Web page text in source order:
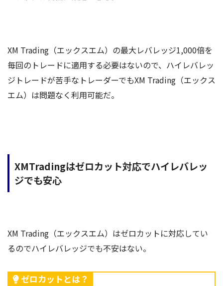
XM Trading（エックスエム）の最大レバレッジ1,000倍を
毎回のトレードに適用する必要はないので、ハイレバレッ
ジトレードが苦手なトレーダーでもXM Trading（エックス
エム）は問題なく利用可能だ。
XMTradingはゼロカット対応でハイレバレッ
ジでも安心
XM Trading（エックスエム）はゼロカットに対応してい
るのでハイレバレッジでも不安はない。
ゼロカットとは？